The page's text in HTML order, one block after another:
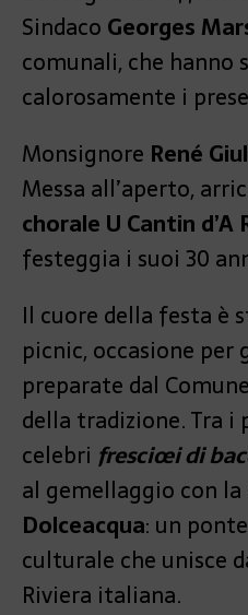
Sindaco Georges
comunali, che hanno
calorosamente i
Monsignore René
Messa all’aperto,
chorale U Cantin d’A
festeggia i suoi 30
Il cuore della festa è
picnic, occasione
preparate dal
della tradizione. Tra i
celebri fresciœi di
al gemellaggio con
Dolceacqua: un
culturale che unisce
Riviera italiana.